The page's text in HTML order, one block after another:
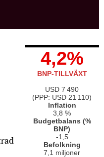
4,2%
BNP-TILLVÄXT
USD 7 490
(PPP: USD 21 110)
Inflation
3,8 %
Budgetbalans (%
BNP)
-1,5
Befolkning
7,1 miljoner